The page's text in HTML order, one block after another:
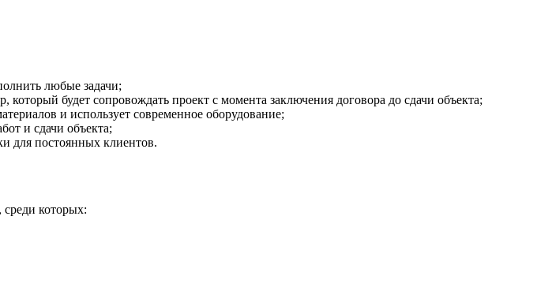
любые задачи;
будет сопровождать проект с момента заключения договора до сдачи объекта;
и использует современное оборудование;
и сдачи объекта;
для постоянных клиентов.
которых: